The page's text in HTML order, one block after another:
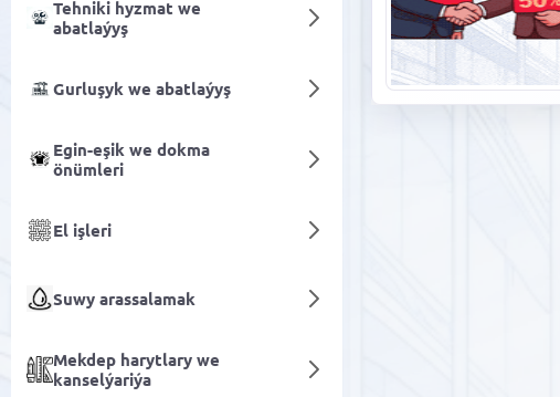
Tehniki hyzmat we
abatlaýyş
Gurluşyk we abatlaýyş
Egin-eşik we dokma
önümleri
El işleri
Suwy arassalamak
Mekdep harytlary we
kanselýariýa